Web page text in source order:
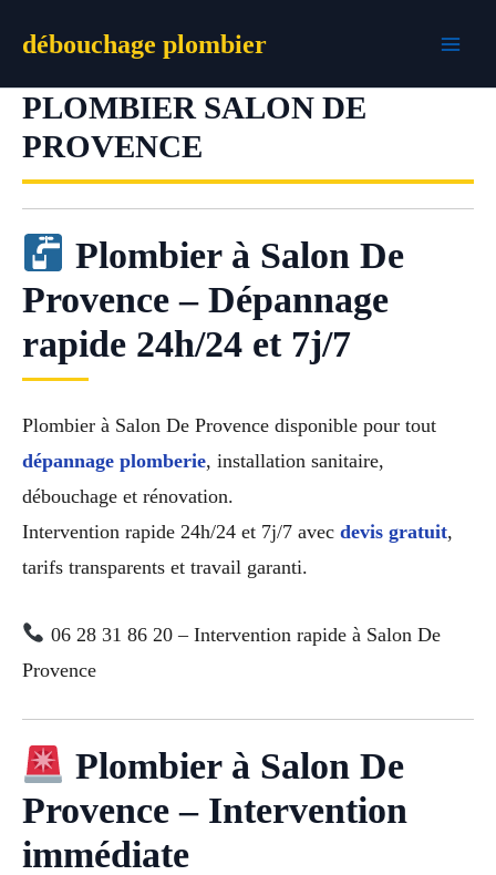
débouchage plombier
PLOMBIER SALON DE
PROVENCE
Plombier à Salon De
Provence – Dépannage
rapide 24h/24 et 7j/7
Plombier à Salon De Provence disponible pour tout
dépannage plomberie, installation sanitaire,
débouchage et rénovation.
Intervention rapide 24h/24 et 7j/7 avec devis gratuit,
tarifs transparents et travail garanti.
06 28 31 86 20 – Intervention rapide à Salon De
Provence
Plombier à Salon De
Provence – Intervention
immédiate